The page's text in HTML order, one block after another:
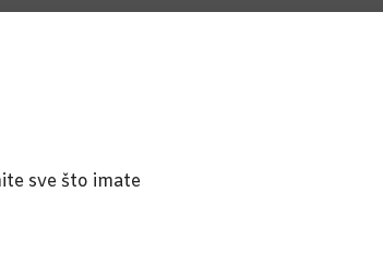
sve što imate